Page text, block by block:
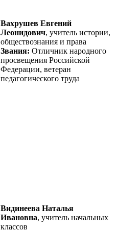
Вахрушев Евгений
Леонидович, учитель истории,
обществознания и права
Звания: Отличник народного
просвещения Российской
Федерации, ветеран
педагогического труда
Видинеева Наталья
Ивановна, учитель начальных
классов